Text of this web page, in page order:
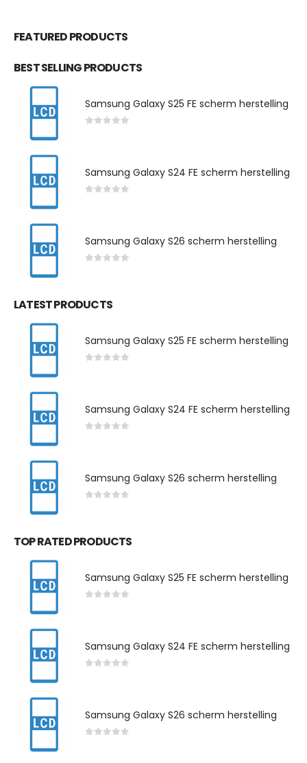
FEATURED PRODUCTS
BEST SELLING PRODUCTS
Samsung Galaxy S25 FE scherm herstelling
Samsung Galaxy S24 FE scherm herstelling
Samsung Galaxy S26 scherm herstelling
LATEST PRODUCTS
Samsung Galaxy S25 FE scherm herstelling
Samsung Galaxy S24 FE scherm herstelling
Samsung Galaxy S26 scherm herstelling
TOP RATED PRODUCTS
Samsung Galaxy S25 FE scherm herstelling
Samsung Galaxy S24 FE scherm herstelling
Samsung Galaxy S26 scherm herstelling